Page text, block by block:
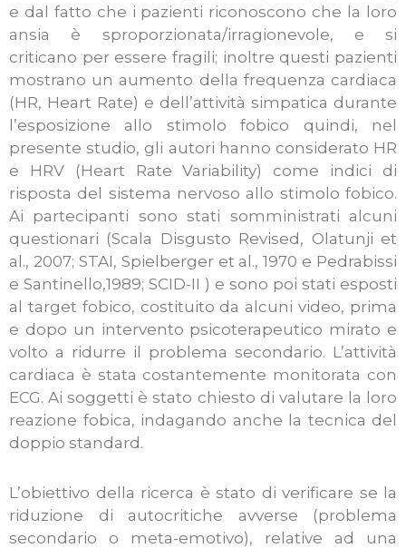
e dal fatto che i pazienti riconoscono che la loro
ansia è sproporzionata/irragionevole, e si
criticano per essere fragili; inoltre questi pazienti
mostrano un aumento della frequenza cardiaca
(HR, Heart Rate) e dell’attività simpatica durante
l’esposizione allo stimolo fobico quindi, nel
presente studio, gli autori hanno considerato HR
e HRV (Heart Rate Variability) come indici di
risposta del sistema nervoso allo stimolo fobico.
Ai partecipanti sono stati somministrati alcuni
questionari (Scala Disgusto Revised, Olatunji et
al., 2007; STAI, Spielberger et al., 1970 e Pedrabissi
e Santinello,1989; SCID-II ) e sono poi stati esposti
al target fobico, costituito da alcuni video, prima
e dopo un intervento psicoterapeutico mirato e
volto a ridurre il problema secondario. L’attività
cardiaca è stata costantemente monitorata con
ECG. Ai soggetti è stato chiesto di valutare la loro
reazione fobica, indagando anche la tecnica del
doppio standard.
L’obiettivo della ricerca è stato di verificare se la
riduzione di autocritiche avverse (problema
secondario o meta-emotivo), relative ad una